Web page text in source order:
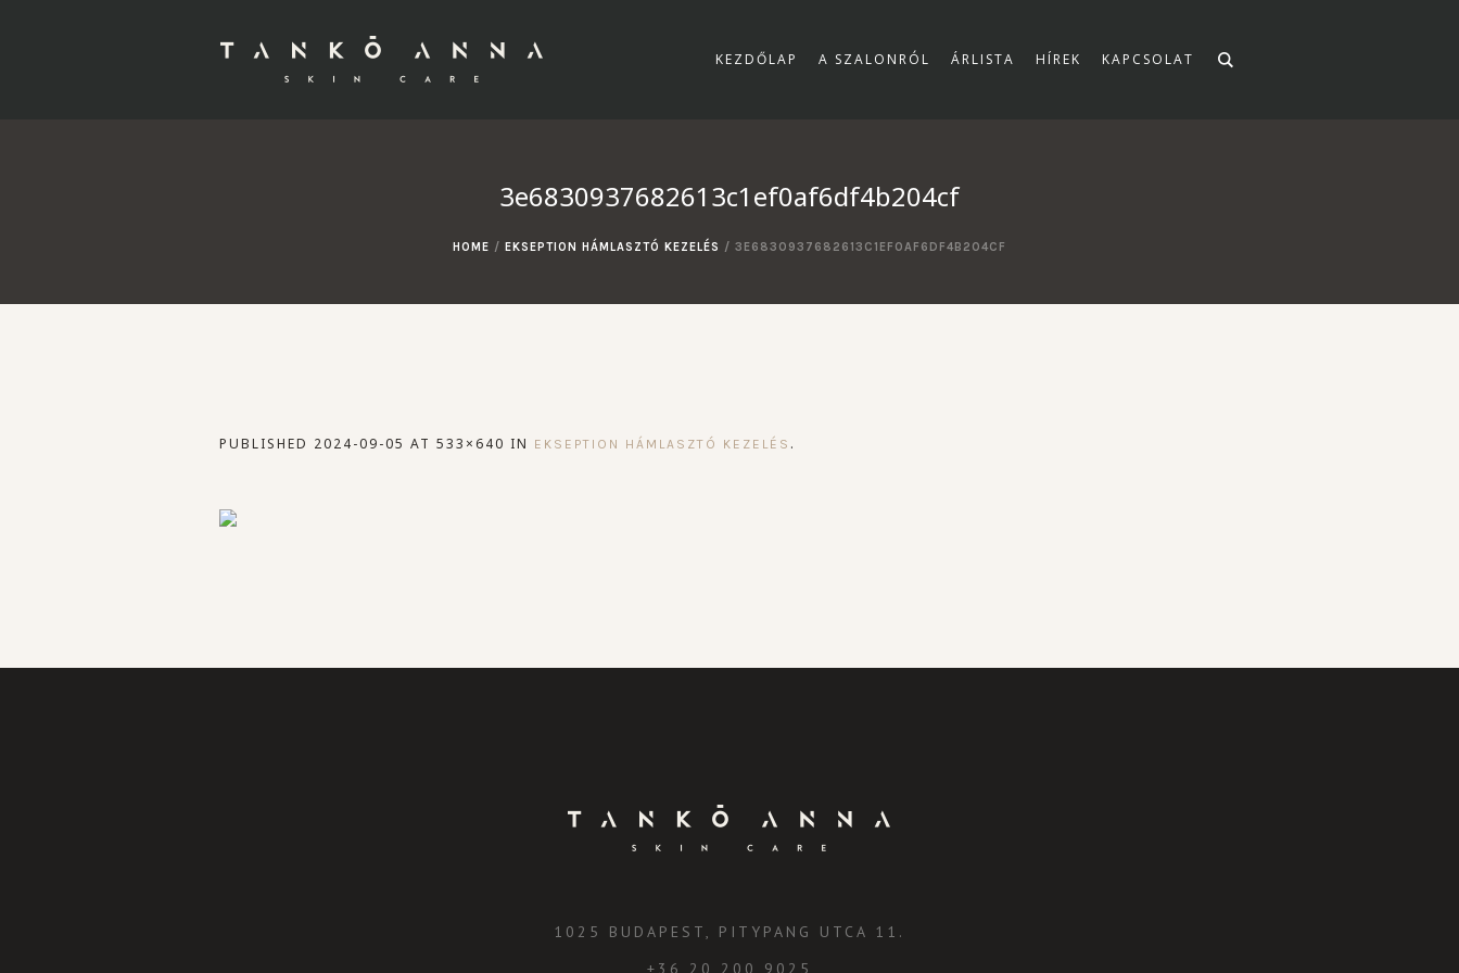
KEZDŐLAP A SZALONRÓL ÁRLISTA HÍREK KAPCSOLAT
3e6830937682613c1ef0af6df4b204cf
HOME / EKSEPTION HÁMLASZTÓ KEZELÉS / 3E6830937682613C1EF0AF6DF4B204CF
PUBLISHED 2024-09-05 AT 533×640 IN EKSEPTION HÁMLASZTÓ KEZELÉS .
1025 BUDAPEST, PITYPANG UTCA 11.
+36 20 200 9025